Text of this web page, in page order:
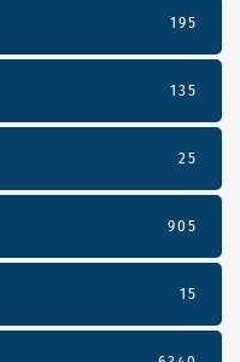
195
135
25
905
15